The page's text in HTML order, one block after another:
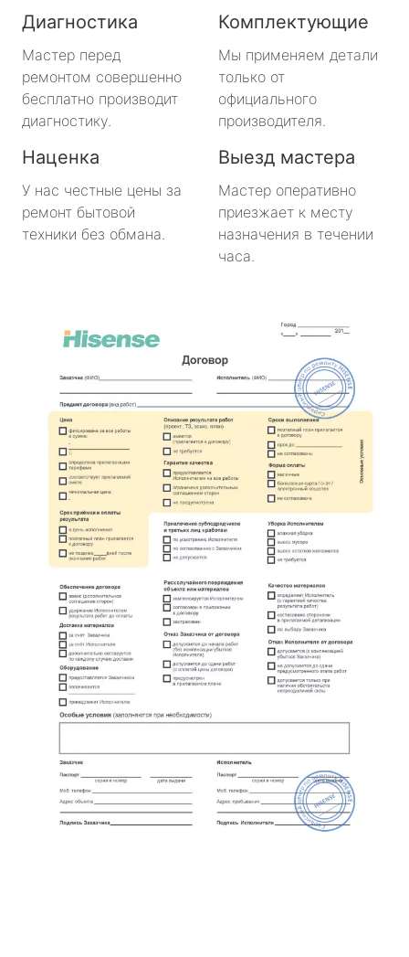
Диагностика
Мастер перед
ремонтом совершенно
бесплатно производит
диагностику.
Комплектующие
Мы применяем детали
только от
официального
производителя.
Наценка
У нас честные цены за
ремонт бытовой
техники без обмана.
Выезд мастера
Мастер оперативно
приезжает к месту
назначения в течении
часа.